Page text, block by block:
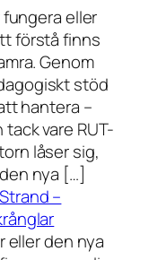
eller
förstå finns
Genom
stöd
hantera –
vare RUT-
låser sig,
nya […]
–
eller den nya